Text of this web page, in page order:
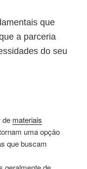
que
a parceria
do seu
de materiais
uma opção
que buscam